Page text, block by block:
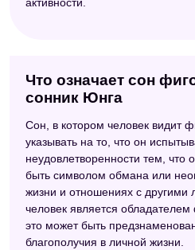
Что означает сон
сонник Юнга
Сон, в котором человек видит
указывать на то, что он
неудовлетворенности тем, что
быть символом обмана или
жизни и отношениях с другими
человек является
это может быть
благополучия в личной жизни.